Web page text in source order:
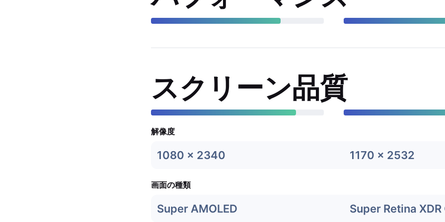
スクリーン品質
解像度
1080 x 2340 1170 x 2532
画面の種類
Super AMOLED Super Retina XDR